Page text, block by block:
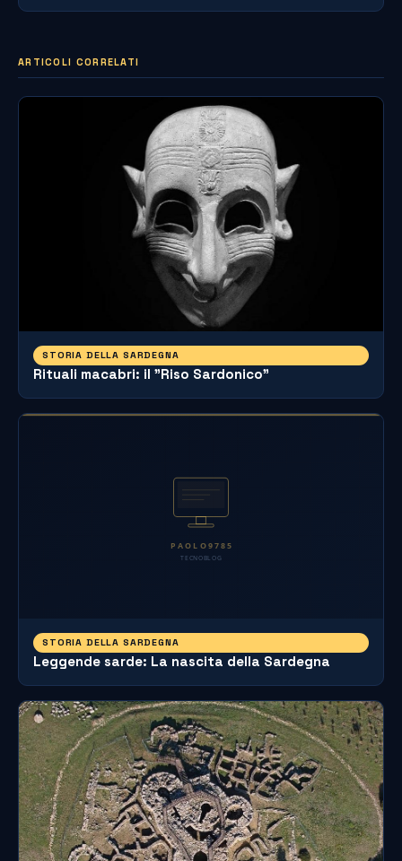
ARTICOLI CORRELATI
STORIA DELLA SARDEGNA
Rituali macabri: il "Riso Sardonico"
STORIA DELLA SARDEGNA
Leggende sarde: La nascita della Sardegna